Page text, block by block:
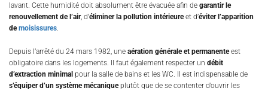
lavant. Cette humidité doit absolument être évacuée afin de garantir le
renouvellement de l’air, d’éliminer la pollution intérieureet d’éviter l’apparition
demoisissures.
Depuis l’arrêté du 24 mars 1982, une aération générale et permanenteest
obligatoire dans les logements. Il faut également respecter un débit
d’extraction minimal pour la salle de bains et les WC. Il est indispensable de
s’équiper d’un système mécaniqueplutôt que de se contenter d’ouvrir les